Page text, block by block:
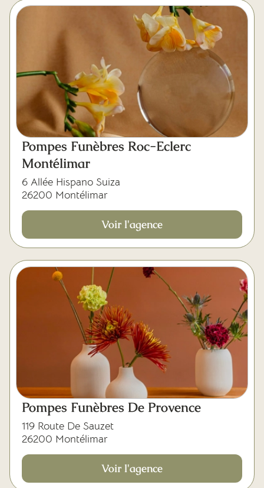
Pompes Funèbres Roc-Eclerc
Montélimar
6 Allée Hispano Suiza
26200 Montélimar
Voir l'agence
Pompes Funèbres De Provence
119 Route De Sauzet
26200 Montélimar
Voir l'agence